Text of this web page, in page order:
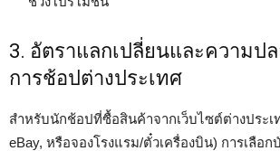
3. อัตราแลกเปลี่ยนและความป
การช้อปต่างประเทศ
สำหรับนักช้อปที่ซื้อสินค้าจากเว็บไซต์ต่างประเ
eBay, หรือจองโรงแรม/ตั๋วเครื่องบิน) การเลือ